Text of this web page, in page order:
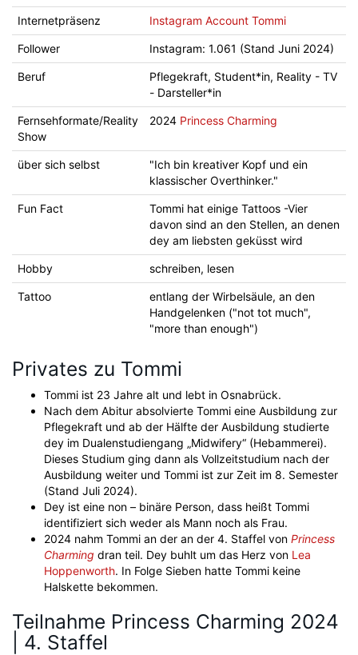
Internetpräsenz Instagram Account Tommi
Follower Instagram: 1.061 (Stand Juni 2024)
Beruf
Pflegekraft, Student*in, Reality - TV
- Darsteller*in
Fernsehformate/Reality
Show
2024 Princess Charming
über sich selbst
"Ich bin kreativer Kopf und ein
klassischer Overthinker."
Fun Fact
Tommi hat einige Tattoos -Vier
davon sind an den Stellen, an denen
dey am liebsten geküsst wird
Hobby schreiben, lesen
Tattoo
entlang der Wirbelsäule, an den
Handgelenken ("not tot much",
"more than enough")
Privates zu Tommi
Tommi ist 23 Jahre alt und lebt in Osnabrück.
Nach dem Abitur absolvierte Tommi eine Ausbildung zur
Pflegekraft und ab der Hälfte der Ausbildung studierte
dey im Dualenstudiengang „Midwifery“ (Hebammerei).
Dieses Studium ging dann als Vollzeitstudium nach der
Ausbildung weiter und Tommi ist zur Zeit im 8. Semester
(Stand Juli 2024).
Dey ist eine non – binäre Person, dass heißt Tommi
identifiziert sich weder als Mann noch als Frau.
2024 nahm Tommi an der an der 4. Staffel von Princess
Charming dran teil. Dey buhlt um das Herz von Lea
Hoppenworth. In Folge Sieben hatte Tommi keine
Halskette bekommen.
Teilnahme Princess Charming 2024
| 4. Staffel